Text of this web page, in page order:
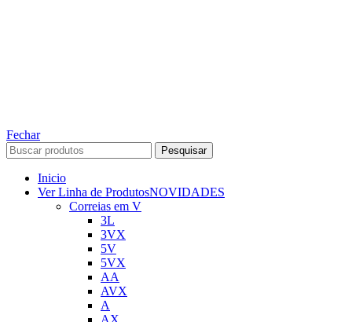
Fechar
Pesquisar
Inicio
Ver Linha de ProdutosNOVIDADES
Correias em V
3L
3VX
5V
5VX
AA
AVX
A
AX